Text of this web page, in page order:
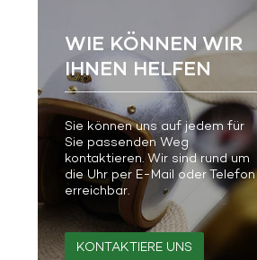
WIE KÖNNEN WIR
IHNEN HELFEN
Sie können uns auf jedem für
Sie passenden Weg
kontaktieren. Wir sind rund um
die Uhr per E-Mail oder Telefon
erreichbar.
KONTAKTIERE UNS